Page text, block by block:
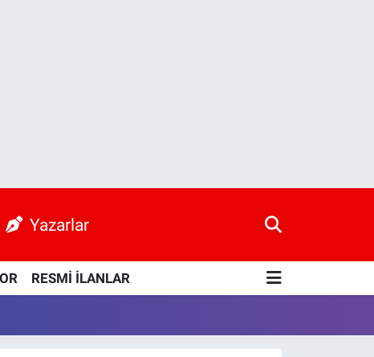
Yazarlar
RESMİ İLANLAR